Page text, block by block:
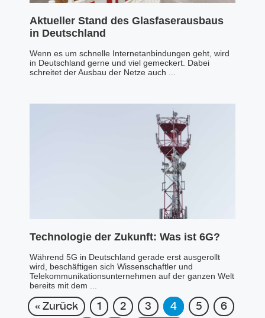
Aktueller Stand des Glasfaserausbaus
in Deutschland
Wenn es um schnelle Internetanbindungen geht, wird
in Deutschland gerne und viel gemeckert. Dabei
schreitet der Ausbau der Netze auch ...
Technologie der Zukunft: Was ist 6G?
Während 5G in Deutschland gerade erst ausgerollt
wird, beschäftigen sich Wissenschaftler und
Telekommunikationsunternehmen auf der ganzen Welt
bereits mit dem ...
« Zurück 1 2 3 4 5
6